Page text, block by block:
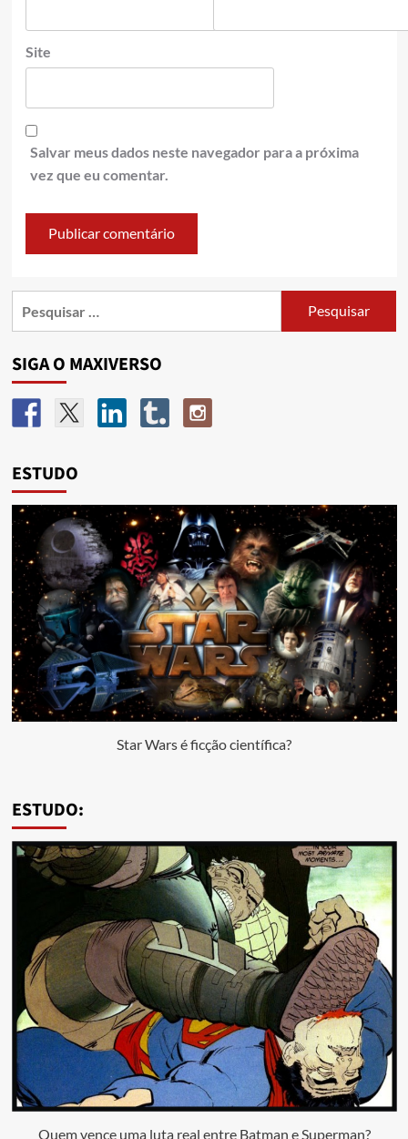
Site
Salvar meus dados neste navegador para a próxima
vez que eu comentar.
SIGA O MAXIVERSO
ESTUDO
Star Wars é ficção científica?
ESTUDO:
Quem vence uma luta real entre Batman e Superman?